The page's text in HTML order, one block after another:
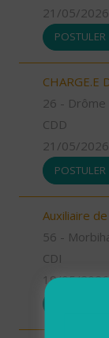
21/05/2026
POSTULER
CHARGE.E
26 - Drôme
CDD
21/05/2026
POSTULER
Auxiliaire
56 -
CDI
19/05/2026